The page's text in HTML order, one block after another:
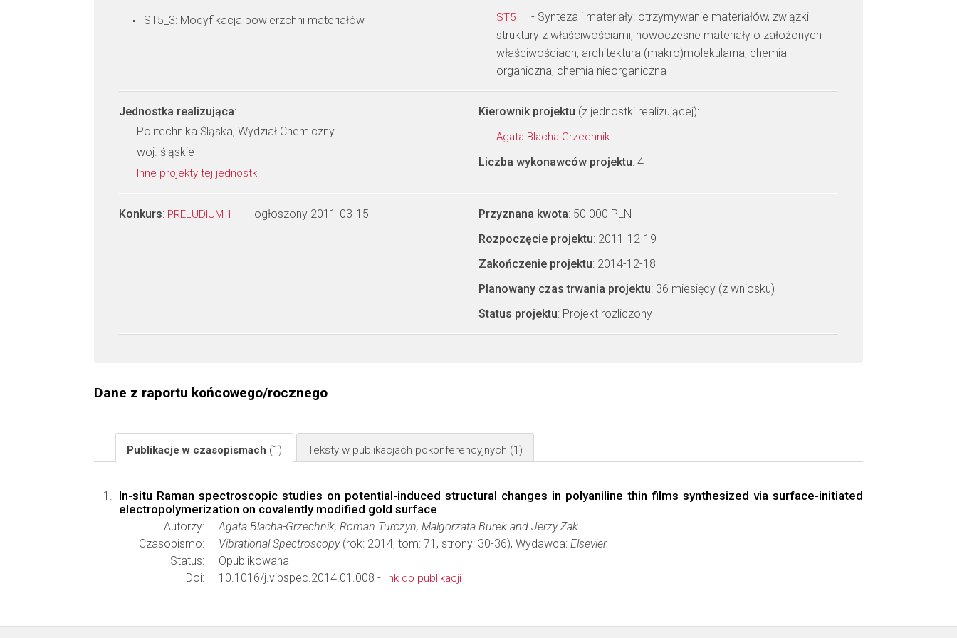
ST5_3: Modyfikacja powierzchni materiałów ST5
- Synteza i materiały: otrzymywanie materiałów, związki
struktury z właściwościami, nowoczesne materiały o założonych
właściwościach, architektura (makro)molekularna, chemia
organiczna, chemia nieorganiczna
Jednostka realizująca:
Politechnika Śląska, Wydział Chemiczny
woj. śląskie
Inne projekty tej jednostki
Kierownik projektu (z jednostki realizującej):
Agata Blacha-Grzechnik
Liczba wykonawców projektu: 4
Konkurs: PRELUDIUM 1 - ogłoszony 2011-03-15 Przyznana kwota: 50 000 PLN
Rozpoczęcie projektu: 2011-12-19
Zakończenie projektu: 2014-12-18
Planowany czas trwania projektu: 36 miesięcy (z wniosku)
Status projektu: Projekt rozliczony
Dane z raportu końcowego/rocznego
Publikacje w czasopismach (1) Teksty w publikacjach pokonferencyjnych (1)
In-situ Raman spectroscopic studies on potential-induced structural changes in polyaniline thin films synthesized via surface-initiated
electropolymerization on covalently modified gold surface
Autorzy:
Agata Blacha-Grzechnik, Roman Turczyn, Malgorzata Burek and Jerzy Zak
Czasopismo:
Vibrational Spectroscopy(rok: 2014, tom: 71, strony: 30-36), Wydawca: Elsevier
Status:
Opublikowana
Doi:
10.1016/j.vibspec.2014.01.008 - link do publikacji